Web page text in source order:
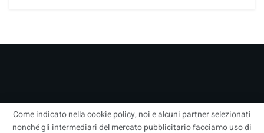
Come indicato nella cookie policy, noi e alcuni partner selezionati
nonché gli intermediari del mercato pubblicitario facciamo uso di